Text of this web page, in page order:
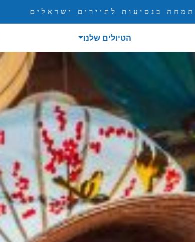
בנסיעות לתיירים ישראלים
הטיולים שלנו